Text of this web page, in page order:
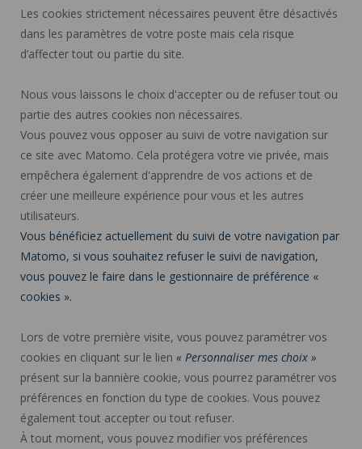
Les cookies strictement nécessaires peuvent être désactivés
dans les paramètres de votre poste mais cela risque
d’affecter tout ou partie du site.
Nous vous laissons le choix d'accepter ou de refuser tout ou
partie des autres cookies non nécessaires.
Vous pouvez vous opposer au suivi de votre navigation sur
ce site avec Matomo. Cela protégera votre vie privée, mais
empêchera également d'apprendre de vos actions et de
créer une meilleure expérience pour vous et les autres
utilisateurs.
Vous bénéficiez actuellement du suivi de votre navigation par
Matomo, si vous souhaitez refuser le suivi de navigation,
vous pouvez le faire dans le gestionnaire de préférence «
cookies ».
Lors de votre première visite, vous pouvez paramétrer vos
cookies en cliquant sur le lien « Personnaliser mes choix »
présent sur la bannière cookie, vous pourrez paramétrer vos
préférences en fonction du type de cookies. Vous pouvez
également tout accepter ou tout refuser.
À tout moment, vous pouvez modifier vos préférences